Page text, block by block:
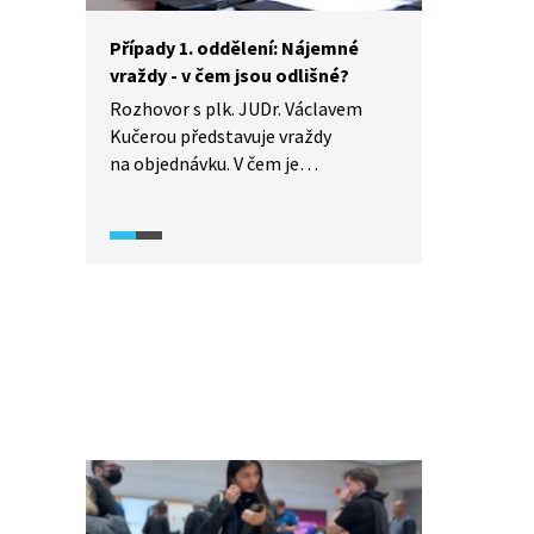
Případy 1. oddělení: Nájemné
vraždy - v čem jsou odlišné?
Rozhovor s plk. JUDr. Václavem
Kučerou představuje vraždy
na objednávku. V čem je
vrazi motiv?